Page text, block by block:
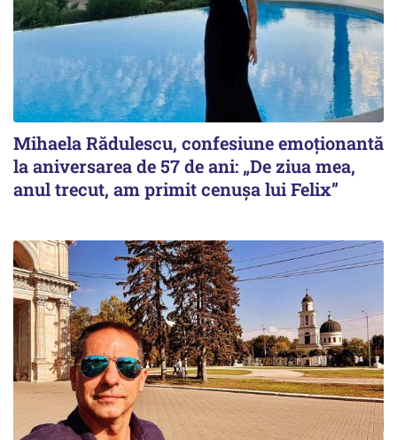
Mihaela Rădulescu, confesiune emoționantă
la aniversarea de 57 de ani: „De ziua mea,
anul trecut, am primit cenușa lui Felix”